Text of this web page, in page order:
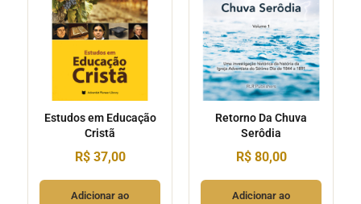
Estudos em Educação
Cristã
R$37,00
Adicionar ao
Retorno Da Chuva
Serôdia
R$80,00
Adicionar ao